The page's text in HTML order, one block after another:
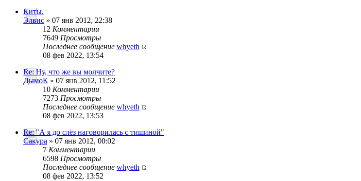
Киты.
Элвис » 07 янв 2012, 22:38
12 Комментарии
7649 Просмотры
Последнее сообщение whyeth
08 фев 2022, 13:54
Re: Ну, что же вы молчите?
ДымоК » 07 янв 2012, 11:52
10 Комментарии
7273 Просмотры
Последнее сообщение whyeth
08 фев 2022, 13:53
Re: "А я до слёз наговорилась с тишиной"
Сакура » 07 янв 2012, 00:02
7 Комментарии
6598 Просмотры
Последнее сообщение whyeth
08 фев 2022, 13:52